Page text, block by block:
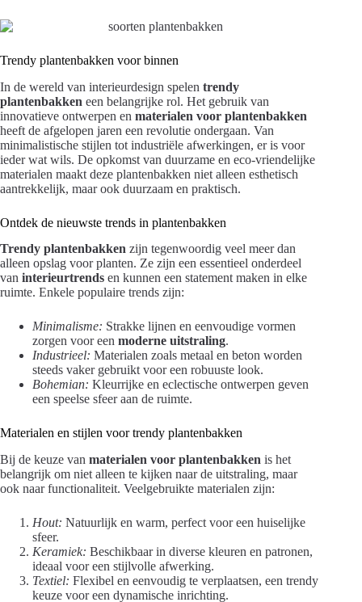
Trendy plantenbakken voor binnen
In de wereld van interieurdesign spelen trendy
plantenbakken een belangrijke rol. Het gebruik van
innovatieve ontwerpen en materialen voor plantenbakken
heeft de afgelopen jaren een revolutie ondergaan. Van
minimalistische stijlen tot industriële afwerkingen, er is voor
ieder wat wils. De opkomst van duurzame en eco-vriendelijke
materialen maakt deze plantenbakken niet alleen esthetisch
aantrekkelijk, maar ook duurzaam en praktisch.
Ontdek de nieuwste trends in plantenbakken
Trendy plantenbakken zijn tegenwoordig veel meer dan
alleen opslag voor planten. Ze zijn een essentieel onderdeel
van interieurtrends en kunnen een statement maken in elke
ruimte. Enkele populaire trends zijn:
Minimalisme: Strakke lijnen en eenvoudige vormen
zorgen voor een moderne uitstraling.
Industrieel: Materialen zoals metaal en beton worden
steeds vaker gebruikt voor een robuuste look.
Bohemian: Kleurrijke en eclectische ontwerpen geven
een speelse sfeer aan de ruimte.
Materialen en stijlen voor trendy plantenbakken
Bij de keuze van materialen voor plantenbakken is het
belangrijk om niet alleen te kijken naar de uitstraling, maar
ook naar functionaliteit. Veelgebruikte materialen zijn:
Hout: Natuurlijk en warm, perfect voor een huiselijke
sfeer.
Keramiek: Beschikbaar in diverse kleuren en patronen,
ideaal voor een stijlvolle afwerking.
Textiel: Flexibel en eenvoudig te verplaatsen, een trendy
keuze voor een dynamische inrichting.